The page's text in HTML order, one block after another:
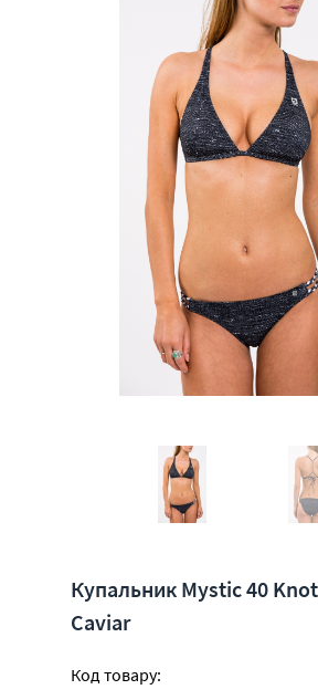
Купальник Mystic 40
Caviar
Код товару: